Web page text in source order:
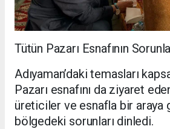
Tütün Pazarı Esnafının
Adıyaman’daki temasları
Pazarı esnafını da ziyaret
üreticiler ve esnafla bir araya
bölgedeki sorunları dinledi.